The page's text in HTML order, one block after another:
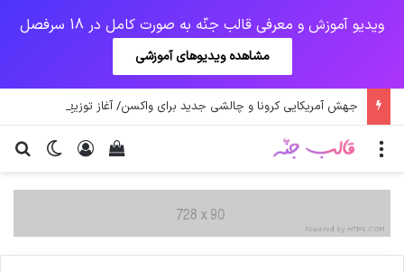
ویدیو آموزش و معرفی قالب جنّه به صورت کامل در 18 سرفصل
مشاهده ویدیوهای آموزشی
تغییر ورود
دیدن سبد خرید منو